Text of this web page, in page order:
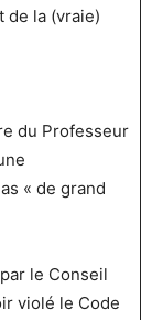
de la (vraie)
du Professeur
« de grand
le Conseil
violé le Code